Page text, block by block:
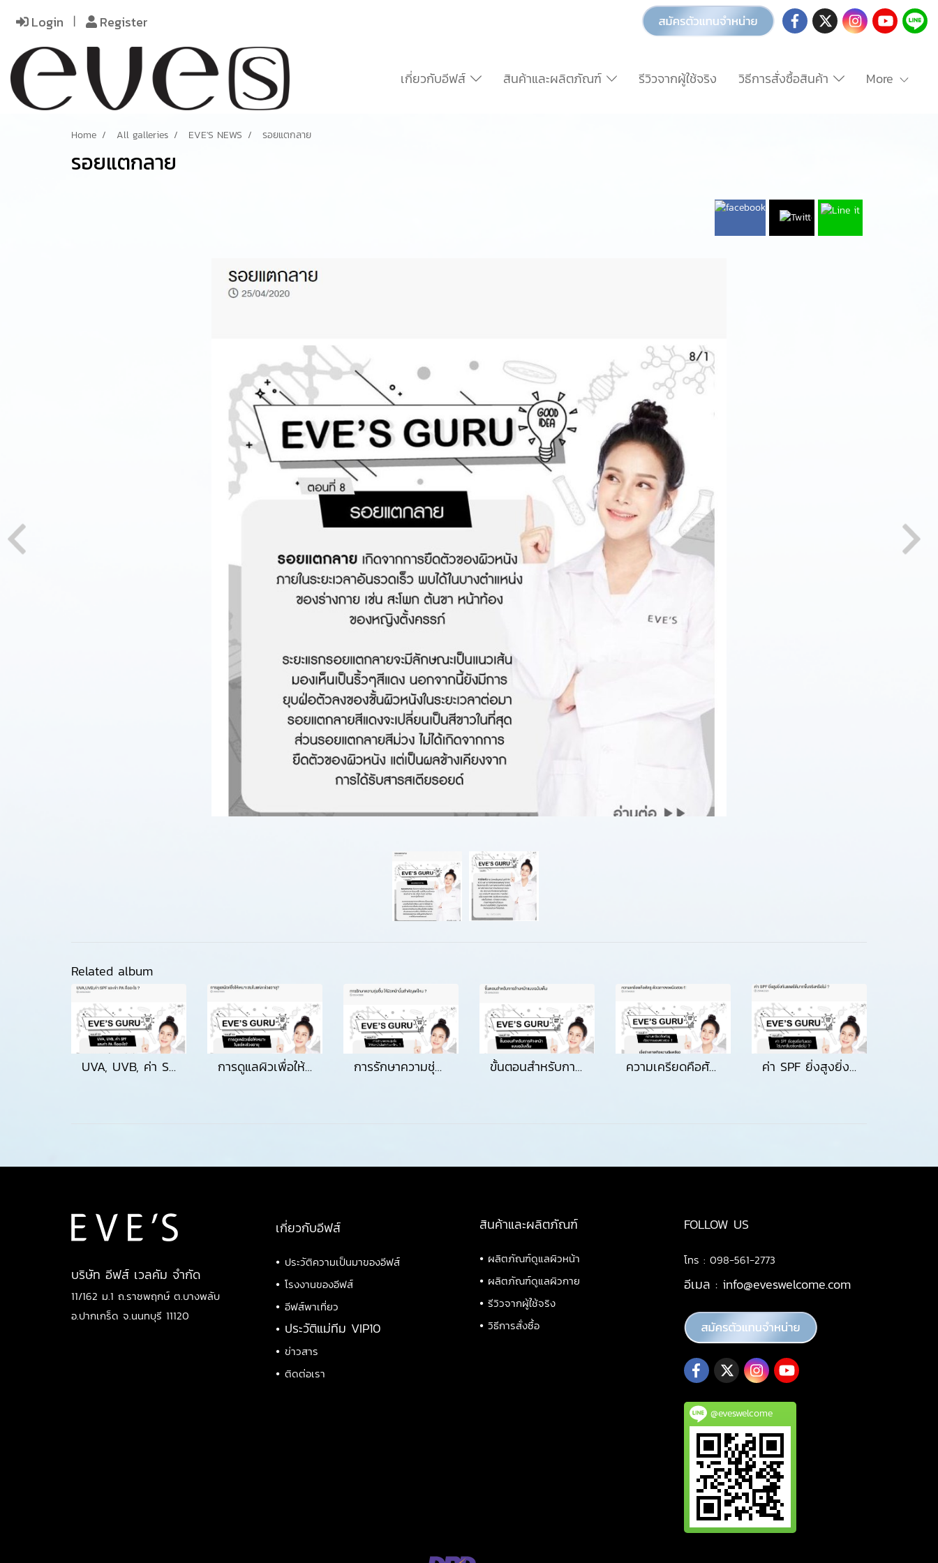
Login Register
เกี่ยวกับอีฟส์ สินค้าและผลิตภัณฑ์ รีวิวจากผู้ใช้จริง วิธีการสั่งซื้อสินค้า More
Home All galleries EVE'S NEWS รอยแตกลาย
รอยแตกลาย
Related album
UVA, UVB, ค่า SPF และค่า PA คืออะไร การดูแลผิวเพื่อให้เหมาะสมในแต่ละช่วงอายุ การรักษาความชุ่มชื้น ให้ผิวหน้านั้นสำคัญแค่ไหน ขั้นตอนสำหรับการล้างหน้าแบบบฉบับเต็ม ความเครียดคือศัตรูตัวฉกาจของผิวสวย ค่า SPF ยิ่งสูงยิ่งกันแดดได้มากขึ้นจริงหรือไม่
บริษัท อีฟส์ เวลคัม จำกัด
11/162 ม.1 ถ.ราชพฤกษ์ ต.บางพลับ
อ.ปากเกร็ด จ.นนทบุรี 11120
เกี่ยวกับอีฟส์
• ประวัติความเป็นมาของอีฟส์
• โรงงานของอีฟส์
• อีฟส์พาเที่ยว
• ประวัติแม่ทีม VIP10
• ข่าวสาร
• ติดต่อเรา
สินค้าและผลิตภัณฑ์
• ผลิตภัณฑ์ดูแลผิวหน้า
• ผลิตภัณฑ์ดูแลผิวกาย
• รีวิวจากผู้ใช้จริง
• วิธีการสั่งซื้อ
FOLLOW US
โทร : 098-561-2773
อีเมล : info@eveswelcome.com
@eveswelcome